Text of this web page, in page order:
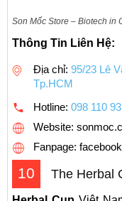
Son Mốc Store – Biotech in
Thông Tin Liên Hệ:
Địa chỉ: 95/23 Lê
Tp.HCM
Hotline: 098 110
Website:
Fanpage:
10 The Herbal